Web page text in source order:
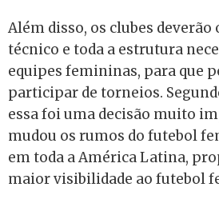
Além disso, os clubes
técnico e toda a estrutura
equipes femininas, para que
participar de torneios.
essa foi uma decisão muito
mudou os rumos do futebol
em toda a América Latina,
maior visibilidade ao futebol